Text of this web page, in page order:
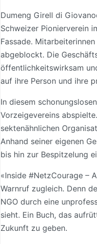
Dumeng Girell di
Schweizer Pionierverein
Fassade.
abgeblockt. Die
öffentlichkeitswirksam
auf ihre Person und ihre
In diesem
Vorzeigevereins
sektenähnlichen
Anhand seiner eigenen
bis hin zur Bespitzelung
«Inside #NetzCourage –
Warnruf zugleich. Denn
NGO durch eine
sieht. Ein Buch, das
Zukunft zu geben.